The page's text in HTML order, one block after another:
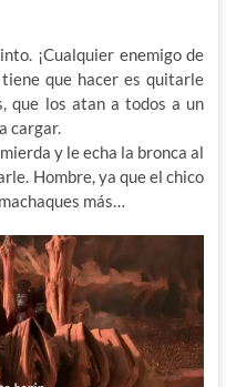
¡Cualquier enemigo de
que hacer es quitarle
que los atan a todos a un
cargar.
y le echa la bronca al
Hombre, ya que el chico
más…